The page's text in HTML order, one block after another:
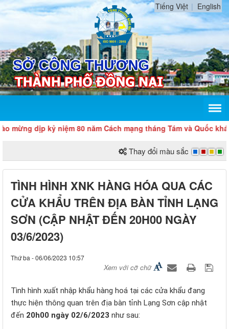
Tiếng Việt English
dịp kỷ niệm 80 năm Cách mạng tháng Tám và Quốc khánh 2/9
Thay đổi màu sắc
TÌNH HÌNH XNK HÀNG HÓA QUA CÁC
CỬA KHẨU TRÊN ĐỊA BÀN TỈNH LẠNG
SƠN (CẬP NHẬT ĐẾN 20H00 NGÀY
03/6/2023)
Thứ ba - 06/06/2023 10:57
Xem với cỡ chữ
Tình hình xuất nhập khẩu hàng hoá tại các cửa khẩu đang
thực hiện thông quan trên địa bàn tỉnh Lạng Sơn cập nhật
đến 20h00 ngày 02/6/2023 như sau: